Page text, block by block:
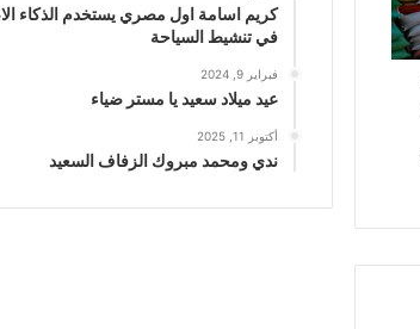
كريم اسامة اول مصري يستخدم الذكاء
في تنشيط السياحة
فبراير 9, 2024
عيد ميلاد سعيد يا مستر ضياء
أكتوبر 11, 2025
ندي ومحمد مبروك الزفاف السعيد